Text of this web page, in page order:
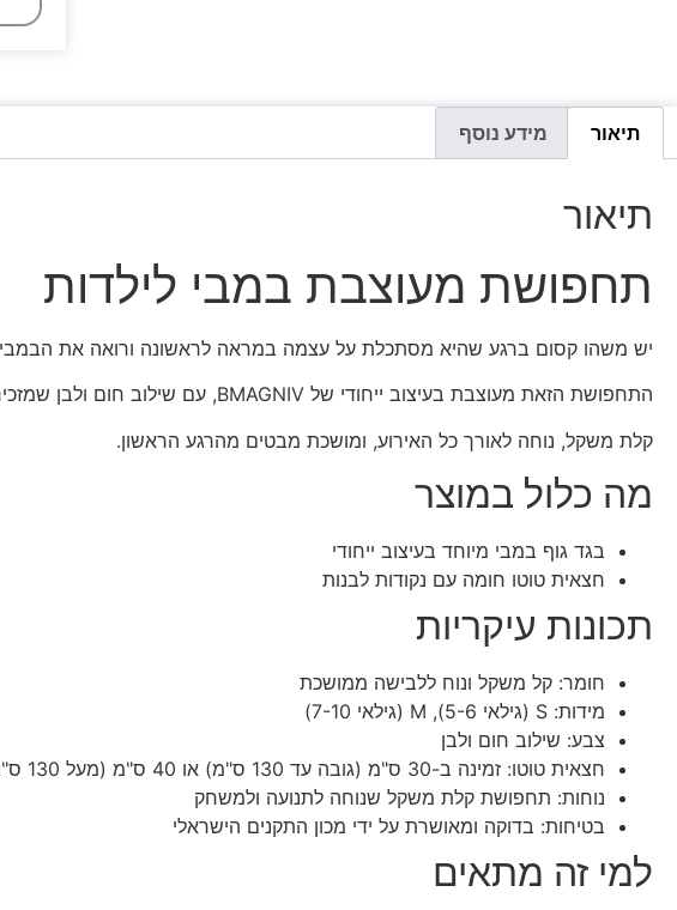
תיאור מידע נוסף
תיאור
תחפושת מעוצבת במבי לילדות
יש משהו קסום ברגע שהיא מסתכלת על עצמה במראה לראשונה ורואה את
התחפושת הזאת מעוצבת בעיצוב ייחודי של BMAGNIV, עם שילוב חום ולבן שמזכיר ממש את הצבייה האהובה.
קלת משקל, נוחה לאורך כל האירוע, ומושכת מבטים מהרגע הראשון.
מה כלול במוצר
בגד גוף במבי מיוחד בעיצוב ייחודי
חצאית טוטו חומה עם נקודות לבנות
תכונות עיקריות
חומר: קל משקל ונוח ללבישה ממושכת
מידות: S (גילאי 5-6), M (גילאי 7-10)
צבע: שילוב חום ולבן
חצאית טוטו: זמינה ב-30 ס"מ (גובה עד 130 ס"מ) או 40 ס"מ (מעל 130 ס"מ) לפי בחירה בהערות ההזמנה
נוחות: תחפושת קלת משקל שנוחה לתנועה ולמשחק
בטיחות: בדוקה ומאושרת על ידי מכון התקנים הישראלי
למי זה מתאים